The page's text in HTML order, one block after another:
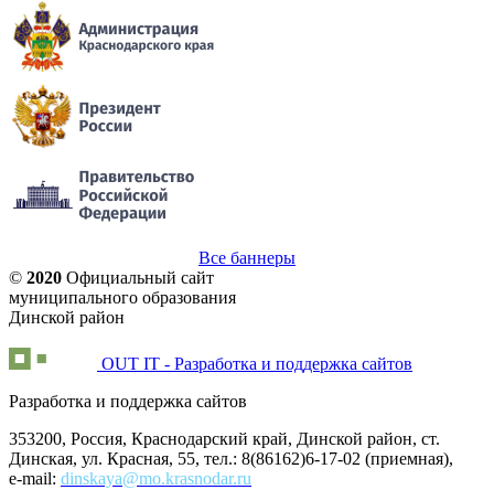
Все баннеры
© 2020 Официальный сайт
муниципального образования
Динской район
OUT IT - Разработка и поддержка сайтов
Разработка и поддержка сайтов
353200, Россия, Краснодарский край, Динской район, ст.
Динская, ул. Красная, 55, тел.: 8(86162)6-17-02 (приемная),
e-mail: dinskaya@mo.krasnodar.ru